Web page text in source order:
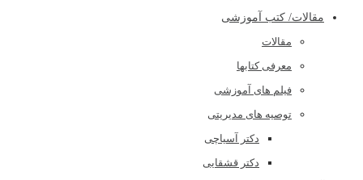
مقالات/ کتب آموزشی
مقالات
معرفی کتابها
فیلم های آموزشی
توصیه های مدیریتی
دکتر آسیاچی
دکتر قشقایی